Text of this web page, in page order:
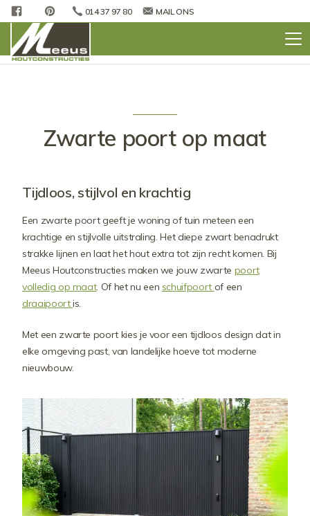
FACEBOOKPINTEREST
014 37 97 80 MAIL ONS
Zwarte poort op maat
Tijdloos, stijlvol en krachtig
Een zwarte poort geeft je woning of tuin meteen een
krachtige en stijlvolle uitstraling. Het diepe zwart benadrukt
strakke lijnen en laat het hout extra tot zijn recht komen. Bij
Meeus Houtconstructies maken we jouw zwarte poort
volledig op maat. Of het nu een schuifpoort of een
draaipoortis.
Met een zwarte poort kies je voor een tijdloos design dat in
elke omgeving past, van landelijke hoeve tot moderne
nieuwbouw.